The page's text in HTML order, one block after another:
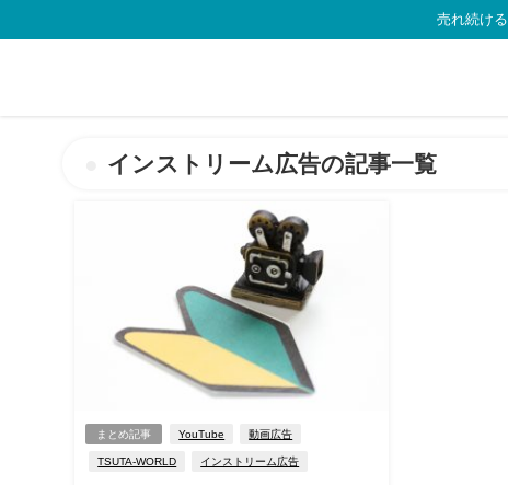
売れ続け
インストリーム広告の記事一覧
まとめ記事 YouTube 動画広告
TSUTA-WORLD インストリーム広告